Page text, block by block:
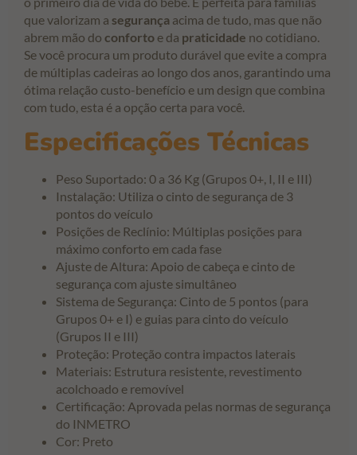
que valorizam a segurança acima de tudo, mas que não
abrem mão do conforto e da praticidade no cotidiano.
Se você procura um produto durável que evite a compra
de múltiplas cadeiras ao longo dos anos, garantindo uma
ótima relação custo-benefício e um design que combina
com tudo, esta é a opção certa para você.
Especificações Técnicas
Peso Suportado: 0 a 36 Kg (Grupos 0+, I, II e III)
Instalação: Utiliza o cinto de segurança de 3
pontos do veículo
Posições de Reclínio: Múltiplas posições para
máximo conforto em cada fase
Ajuste de Altura: Apoio de cabeça e cinto de
segurança com ajuste simultâneo
Sistema de Segurança: Cinto de 5 pontos (para
Grupos 0+ e I) e guias para cinto do veículo
(Grupos II e III)
Proteção: Proteção contra impactos laterais
Materiais: Estrutura resistente, revestimento
acolchoado e removível
Certificação: Aprovada pelas normas de segurança
do INMETRO
Cor: Preto